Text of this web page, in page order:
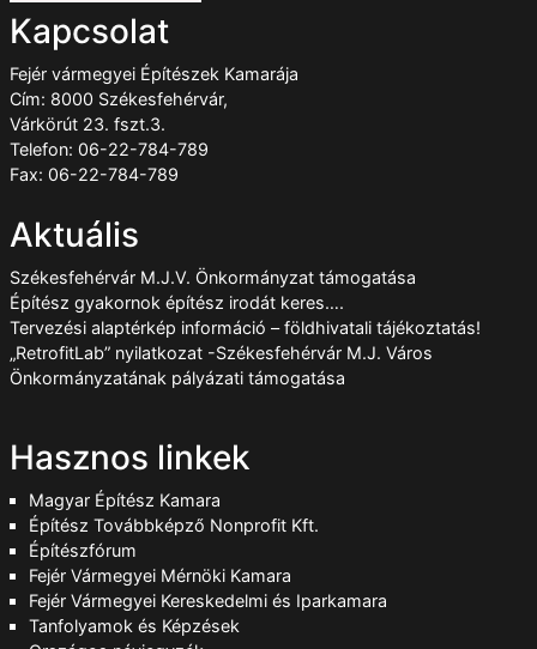
Kapcsolat
Fejér vármegyei Építészek Kamarája
Cím: 8000 Székesfehérvár,
Várkörút 23. fszt.3.
Telefon: 06-22-784-789
Fax: 06-22-784-789
Aktuális
Székesfehérvár M.J.V. Önkormányzat támogatása
Építész gyakornok építész irodát keres….
Tervezési alaptérkép információ – földhivatali tájékoztatás!
„RetrofitLab” nyilatkozat -Székesfehérvár M.J. Város
Önkormányzatának pályázati támogatása
Hasznos linkek
Magyar Építész Kamara
Építész Továbbképző Nonprofit Kft.
Építészfórum
Fejér Vármegyei Mérnöki Kamara
Fejér Vármegyei Kereskedelmi és Iparkamara
Tanfolyamok és Képzések